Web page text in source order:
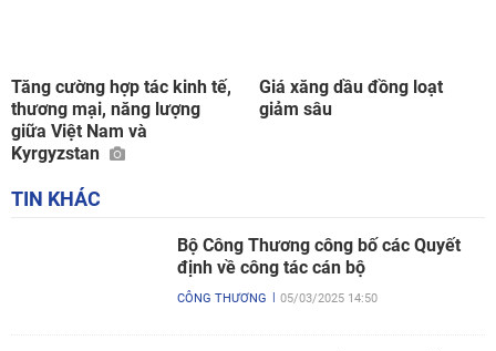
Tăng cường hợp tác kinh tế,
thương mại, năng lượng
giữa Việt Nam và
Kyrgyzstan
Giá xăng dầu đồng loạt
giảm sâu
TIN KHÁC
Bộ Công Thương công bố các Quyết
định về công tác cán bộ
CÔNG THƯƠNG 05/03/2025 14:50